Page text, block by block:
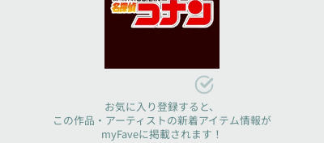
お気に入り登録すると、
この作品・アーティストの新着アイテム情報が
myFaveに掲載されます！